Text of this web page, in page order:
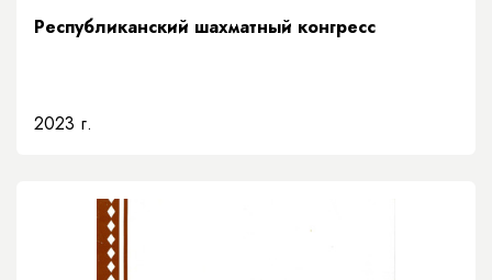
Республиканский шахматный конгресс
2023 г.